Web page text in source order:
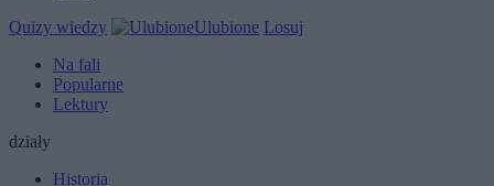
Quizy wiedzy
Ulubione Losuj
Na fali
Popularne
Lektury
działy
Historia